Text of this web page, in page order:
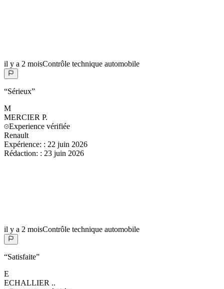
il y a 2 moisContrôle technique automobile
“Sérieux”
M
MERCIER P.
Experience vérifiée
Renault
Expérience: : 22 juin 2026
Rédaction: : 23 juin 2026
il y a 2 moisContrôle technique automobile
“Satisfaite”
E
ECHALLIER ..